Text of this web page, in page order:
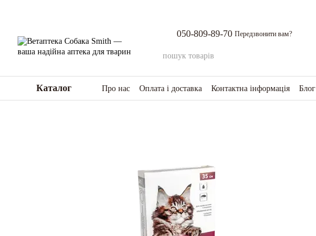
050-809-89-70 Передзвонити вам?
Каталог Про нас Оплата і доставка Контактна інформація Блог
Повернення товару та коштів
Відгуки про магазин